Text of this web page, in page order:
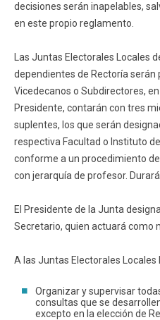
decisiones serán inapelables,
en este propio reglamento.
Las Juntas Electorales Locales
dependientes de Rectoría serán
Vicedecanos o Subdirectores,
Presidente, contarán con tres
suplentes, los que serán
respectiva Facultad o Instituto
conforme a un procedimiento
con jerarquía de profesor.
El Presidente de la Junta
Secretario, quien actuará como
A las Juntas Electorales Locales
Organizar y supervisar
consultas que se
excepto en la elección de